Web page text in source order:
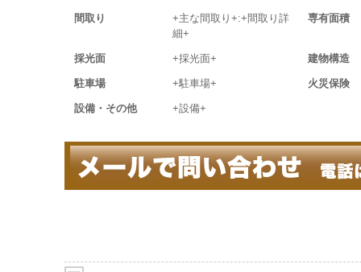
間取り
+主な間取り+:+間取り詳
細+
専有面積
採光面 +採光面+ 建物構造
駐車場 +駐車場+ 火災保険
設備・その他 +設備+